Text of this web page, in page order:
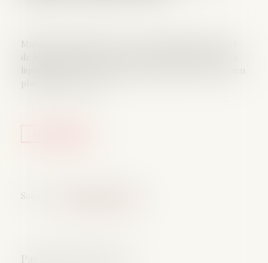
Source :
Madame et Monsieur X n'en revenaient pas. À la mort
de leur mère, ils découvrent avec stupéfaction que la